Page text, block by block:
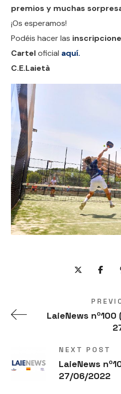
premios y muchas
¡Os esperamos!
Podéis hacer las
Carteloficial aquí.
C.E.Laietà
LaieNews nº100
NEXT POST
LaieNews
27/06/2022